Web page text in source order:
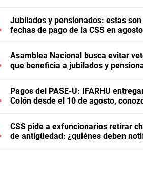
Jubilados y pensionados: estas
fechas de pago de la CSS en
Asamblea Nacional busca evitar
que beneficia a jubilados y
Pagos del PASE-U: IFARHU
Colón desde el 10 de agosto,
CSS pide a exfuncionarios retirar
de antigüedad: ¿quiénes deben